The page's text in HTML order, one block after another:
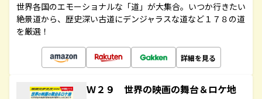
世界各国のエモーショナルな「道」が大集合。いつか行きたい
絶景道から、歴史深い古道にデンジャラスな道など１７８の道
を厳選！
詳細を見る
Ｗ２９ 世界の映画の舞台＆ロケ地